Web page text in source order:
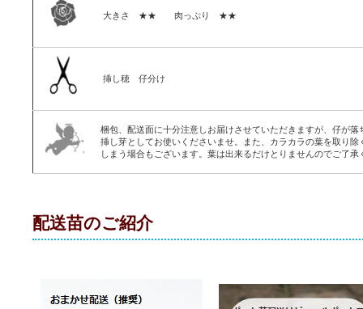
大きさ ★★ 肉っぷり ★★
挿し穂 仔分け
梱包、配送面に十分注意しお届けさせていただきますが、仔が落
挿し芽としてお使いくださいませ。また、カラカラの葉を取り除
しまう場合もございます。葉は出来るだけとりませんのでご了承
配送苗のご紹介